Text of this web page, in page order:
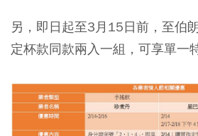
另，即日起至3月15日前，至伯
定杯款同款兩入一組，可享單一